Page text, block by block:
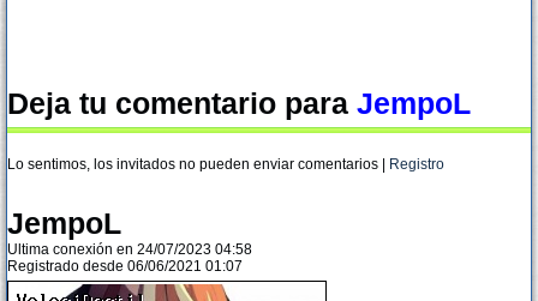
Deja tu comentario para JempoL
Lo sentimos, los invitados no pueden enviar comentarios | Registro
JempoL
Ultima conexión en 24/07/2023 04:58
Registrado desde 06/06/2021 01:07